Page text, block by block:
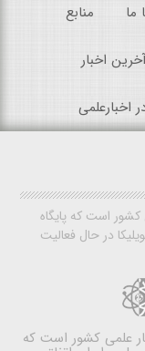
ما منابع
اخبار
اخبارعلمی
است که پایگاه
در حال فعالیت
علمی کشور است که